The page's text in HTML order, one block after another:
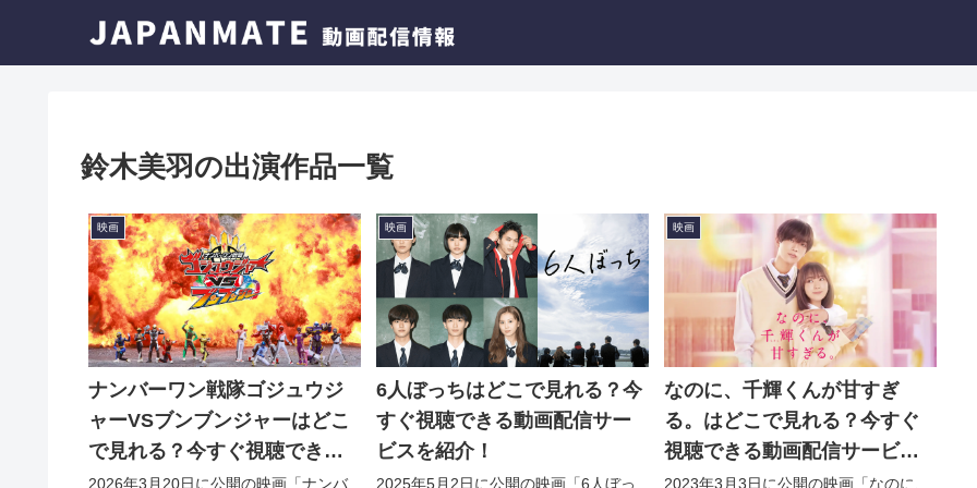
鈴木美羽の出演作品一覧
映画
ナンバーワン戦隊ゴジュウジ
ャーVSブンブンジャーはどこ
で見れる？今すぐ視聴できる
動画配信サービスを紹介！
2026年3月20日に公開の映画「ナンバ
映画
6人ぼっちはどこで見れる？今
すぐ視聴できる動画配信サー
ビスを紹介！
2025年5月2日に公開の映画「6人ぼっ
映画
なのに、千輝くんが甘すぎ
る。はどこで見れる？今すぐ
視聴できる動画配信サービス
を紹介！
2023年3月3日に公開の映画「なのに、